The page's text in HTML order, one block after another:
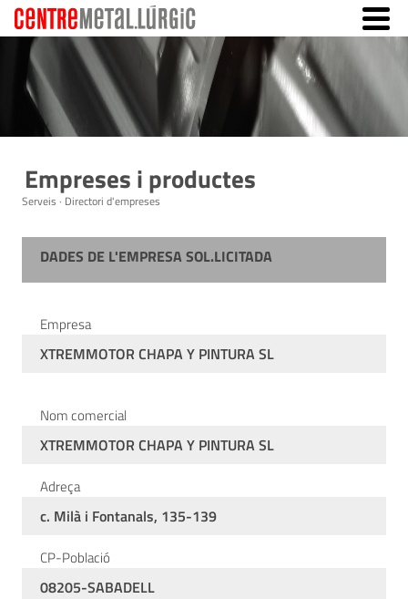
Empreses i productes
Serveis · Directori d'empreses
DADES DE L'EMPRESA SOL.LICITADA
Empresa
XTREMMOTOR CHAPA Y PINTURA SL
Nom comercial
XTREMMOTOR CHAPA Y PINTURA SL
Adreça
c. Milà i Fontanals, 135-139
CP-Població
08205-SABADELL